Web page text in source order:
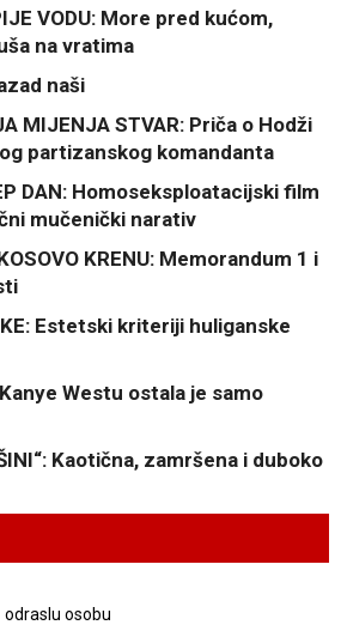
VODU: More pred kućom,
na vratima
naši
MIJENJA STVAR: Priča o Hodži
partizanskog komandanta
DAN: Homoseksploatacijski film
mučenički narativ
KRENU: Memorandum 1 i
Estetski kriteriji huliganske
Kanye Westu ostala je samo
Kaotična, zamršena i duboko
osobu